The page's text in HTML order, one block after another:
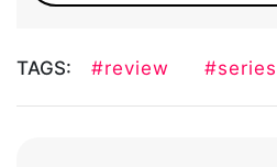
TAGS: #review #series